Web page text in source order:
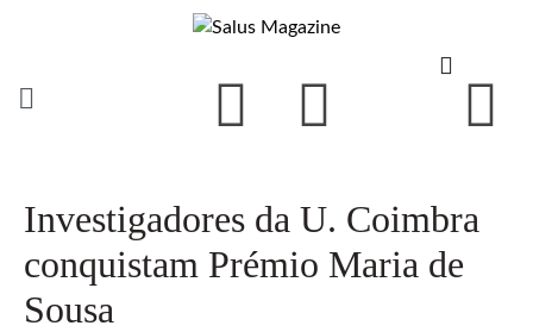
Investigadores da U. Coimbra
conquistam Prémio Maria de
Sousa